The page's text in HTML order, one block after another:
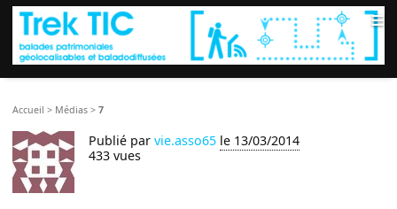
≡
Accueil > Médias >7
Publié parvie.asso65 le 13/03/2014
433 vues